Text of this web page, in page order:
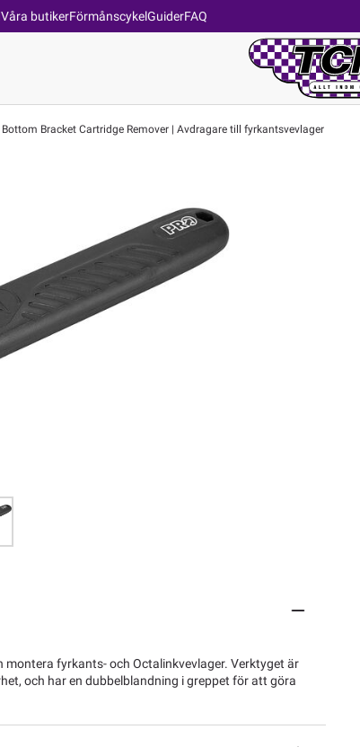
Våra butikerFörmånscykelGuiderFAQ
Bottom Bracket Cartridge Remover | Avdragare till fyrkantsvevlager
fyrkants- och Octalinkvevlager. Verktyget är
och har en dubbelblandning i greppet för att göra